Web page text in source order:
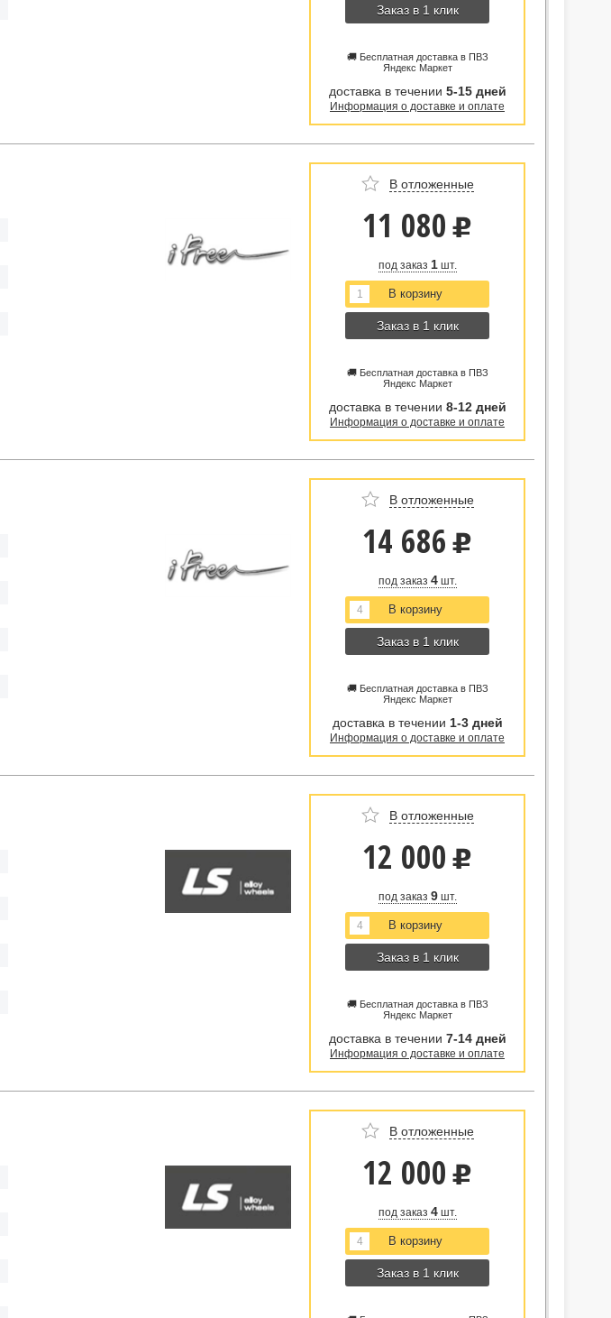
Заказ в 1 клик
🚚 Бесплатная доставка в ПВЗ
Яндекс Маркет
доставка в течении 5-15 дней
Информация о доставке и оплате
В отложенные
11 080 u
под заказ 1шт.
Заказ в 1 клик
🚚 Бесплатная доставка в ПВЗ
Яндекс Маркет
доставка в течении 8-12 дней
Информация о доставке и оплате
В отложенные
14 686 u
под заказ 4шт.
Заказ в 1 клик
🚚 Бесплатная доставка в ПВЗ
Яндекс Маркет
доставка в течении 1-3 дней
Информация о доставке и оплате
В отложенные
12 000 u
под заказ 9шт.
Заказ в 1 клик
🚚 Бесплатная доставка в ПВЗ
Яндекс Маркет
доставка в течении 7-14 дней
Информация о доставке и оплате
В отложенные
12 000 u
под заказ 4шт.
Заказ в 1 клик